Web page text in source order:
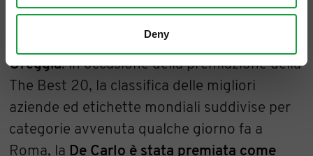
Deny
guida Flos Olei, curata da Marco
Oreggia: in occasione della premiazione della
The Best 20, la classifica delle migliori
aziende ed etichette mondiali suddivise per
categorie avvenuta qualche giorno fa a
Roma, la De Carlo è stata premiata come